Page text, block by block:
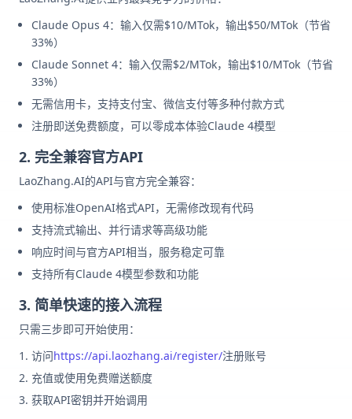
Claude Opus 4：输入仅需$10/MTok，输出$50/MTok（节省
33%）
Claude Sonnet 4：输入仅需$2/MTok，输出$10/MTok（节省
33%）
无需信用卡，支持支付宝、微信支付等多种付款方式
注册即送免费额度，可以零成本体验Claude 4模型
2. 完全兼容官方API
LaoZhang.AI的API与官方完全兼容：
使用标准OpenAI格式API，无需修改现有代码
支持流式输出、并行请求等高级功能
响应时间与官方API相当，服务稳定可靠
支持所有Claude 4模型参数和功能
3. 简单快速的接入流程
只需三步即可开始使用：
访问https://api.laozhang.ai/register/注册账号
充值或使用免费赠送额度
获取API密钥并开始调用